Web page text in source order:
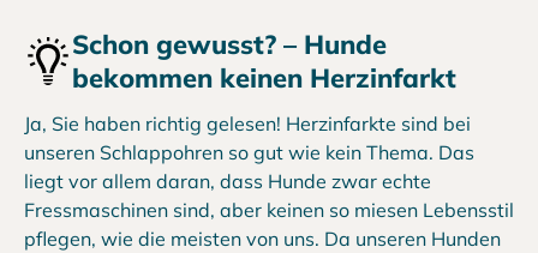
Schon gewusst? – Hunde
bekommen keinen Herzinfarkt
Ja, Sie haben richtig gelesen! Herzinfarkte sind bei
unseren Schlappohren so gut wie kein Thema. Das
liegt vor allem daran, dass Hunde zwar echte
Fressmaschinen sind, aber keinen so miesen Lebensstil
pflegen, wie die meisten von uns. Da unseren Hunden